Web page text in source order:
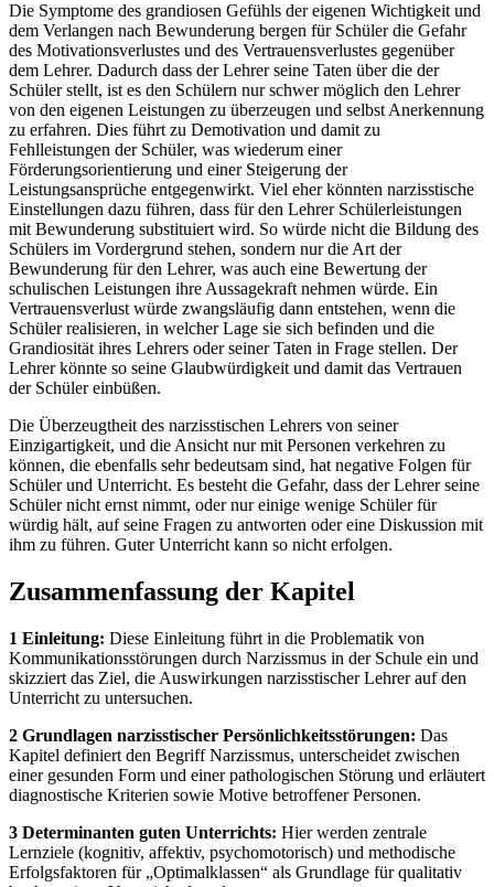
Die Symptome des grandiosen Gefühls der eigenen Wichtigkeit und
dem Verlangen nach Bewunderung bergen für Schüler die Gefahr
des Motivationsverlustes und des Vertrauensverlustes gegenüber
dem Lehrer. Dadurch dass der Lehrer seine Taten über die der
Schüler stellt, ist es den Schülern nur schwer möglich den Lehrer
von den eigenen Leistungen zu überzeugen und selbst Anerkennung
zu erfahren. Dies führt zu Demotivation und damit zu
Fehlleistungen der Schüler, was wiederum einer
Förderungsorientierung und einer Steigerung der
Leistungsansprüche entgegenwirkt. Viel eher könnten narzisstische
Einstellungen dazu führen, dass für den Lehrer Schülerleistungen
mit Bewunderung substituiert wird. So würde nicht die Bildung des
Schülers im Vordergrund stehen, sondern nur die Art der
Bewunderung für den Lehrer, was auch eine Bewertung der
schulischen Leistungen ihre Aussagekraft nehmen würde. Ein
Vertrauensverlust würde zwangsläufig dann entstehen, wenn die
Schüler realisieren, in welcher Lage sie sich befinden und die
Grandiosität ihres Lehrers oder seiner Taten in Frage stellen. Der
Lehrer könnte so seine Glaubwürdigkeit und damit das Vertrauen
der Schüler einbüßen.
Die Überzeugtheit des narzisstischen Lehrers von seiner
Einzigartigkeit, und die Ansicht nur mit Personen verkehren zu
können, die ebenfalls sehr bedeutsam sind, hat negative Folgen für
Schüler und Unterricht. Es besteht die Gefahr, dass der Lehrer seine
Schüler nicht ernst nimmt, oder nur einige wenige Schüler für
würdig hält, auf seine Fragen zu antworten oder eine Diskussion mit
ihm zu führen. Guter Unterricht kann so nicht erfolgen.
Zusammenfassung der Kapitel
1 Einleitung: Diese Einleitung führt in die Problematik von
Kommunikationsstörungen durch Narzissmus in der Schule ein und
skizziert das Ziel, die Auswirkungen narzisstischer Lehrer auf den
Unterricht zu untersuchen.
2 Grundlagen narzisstischer Persönlichkeitsstörungen: Das
Kapitel definiert den Begriff Narzissmus, unterscheidet zwischen
einer gesunden Form und einer pathologischen Störung und erläutert
diagnostische Kriterien sowie Motive betroffener Personen.
3 Determinanten guten Unterrichts: Hier werden zentrale
Lernziele (kognitiv, affektiv, psychomotorisch) und methodische
Erfolgsfaktoren für „Optimalklassen“ als Grundlage für qualitativ